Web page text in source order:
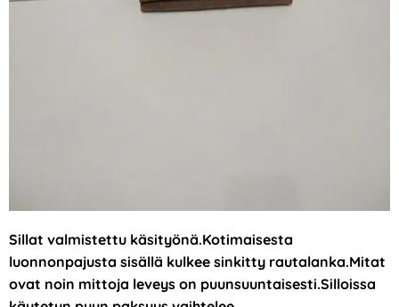
Sillat valmistettu käsityönä.Kotimaisesta
luonnonpajusta sisällä kulkee sinkitty rautalanka.Mitat
ovat noin mittoja leveys on puunsuuntaisesti.Silloissa